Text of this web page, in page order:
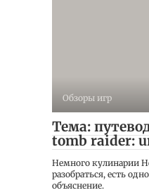
Обзоры игр
Тема:
tomb raider:
Немного кулинарии
разобраться, есть
объяснение.